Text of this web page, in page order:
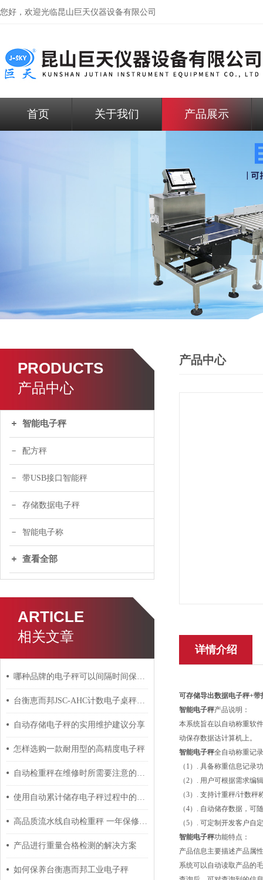
您好，欢迎光临昆山巨天仪器设备有限公司
首页 关于我们 产品展示
PRODUCTS
产品中心
智能电子秤
配方秤
带USB接口智能秤
存储数据电子秤
智能电子称
查看全部
ARTICLE
相关文章
哪种品牌的电子秤可以间隔时间保存一次数据？
台衡恵而邦JSC-AHC计数电子桌秤校正标定方法
自动存储电子秤的实用维护建议分享
怎样选购一款耐用型的高精度电子秤
自动检重秤在维修时所需要注意的事项介绍
使用自动累计储存电子秤过程中的注意事项分享
高品质流水线自动检重秤 一年保修终身质保
产品进行重量合格检测的解决方案
如何保养台衡惠而邦工业电子秤
产品中心
详情介绍
可存储导出数据电子秤+带
智能电子秤产品说明 ：
本系统旨在以自动称重软
动保存数据达计算机上。
智能电子秤全自动称重记
（1）. 具备称重信息记录
（2）. 用户可根据需求编
（3）. 支持计重秤/计数
（4）. 自动储存数据，可
（5）. 可定制开发客户自
智能电子秤功能特点：
产品信息主要描述产品属
系统可以自动读取产品的